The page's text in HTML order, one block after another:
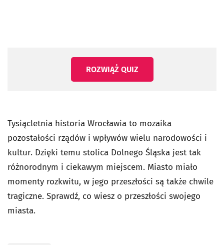
ROZWIĄŻ QUIZ
Tysiącletnia historia Wrocławia to mozaika
pozostałości rządów i wpływów wielu narodowości i
kultur. Dzięki temu stolica Dolnego Śląska jest tak
różnorodnym i ciekawym miejscem. Miasto miało
momenty rozkwitu, w jego przeszłości są także chwile
tragiczne. Sprawdź, co wiesz o przeszłości swojego
miasta.